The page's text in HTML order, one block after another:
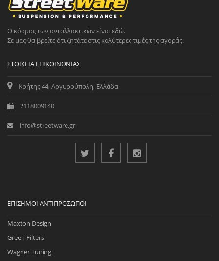
Ο κόσμος των ανταλλακτικών είναι εδώ.
Σε μας θα βρείτε ότι ζητάτε στις καλύτερες τιμές της αγοράς.
ΣΤΟΙΧΕΊΑ ΕΠΙΚΟΙΝΩΝΊΑΣ
Κρήτης 44, Αργυρούπολη, Ελλάδα
2118009140
info@streetware.gr
ΕΠΊΣΗΜΟΙ ΑΝΤΙΠΡΌΣΩΠΟΙ
Maxton Design
Green Filters
Wagner Tuning